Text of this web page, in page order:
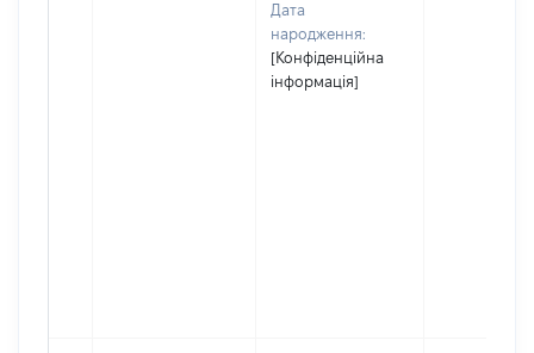
Дата
народження:
[Конфіденційна
інформація]